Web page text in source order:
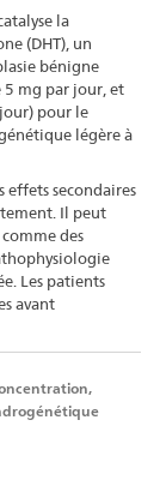
la
(DHT), un
bénigne
5 mg par jour, et
pour le
légère à
effets secondaires
Il peut
des
Les patients
avant